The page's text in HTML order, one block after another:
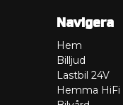
Navigera
Hem
Billjud
Lastbil 24V
Hemma HiFi